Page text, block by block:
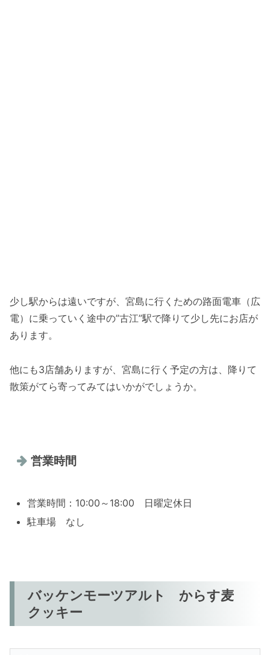
少し駅からは遠いですが、宮島に行くための路面電車（広
電）に乗っていく途中の”古江”駅で降りて少し先にお店が
あります。
他にも3店舗ありますが、宮島に行く予定の方は、降りて
散策がてら寄ってみてはいかがでしょうか。
営業時間
営業時間：10:00～18:00 日曜定休日
駐車場 なし
バッケンモーツアルト からす麦
クッキー